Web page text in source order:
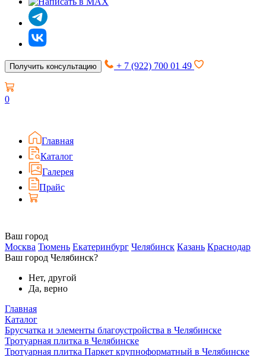
Получить консультацию + 7 (922) 700 01 49
0
Главная
Каталог
Галерея
Прайс
Ваш город
Москва Тюмень Екатеринбург Челябинск Казань Краснодар
Ваш город Челябинск?
Нет, другой
Да, верно
Главная
Каталог
Брусчатка и элементы благоустройства в Челябинске
Тротуарная плитка в Челябинске
Тротуарная плитка Паркет крупноформатный в Челябинске